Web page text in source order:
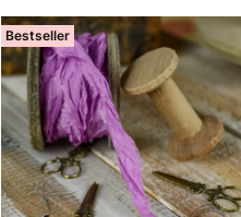
Bestseller